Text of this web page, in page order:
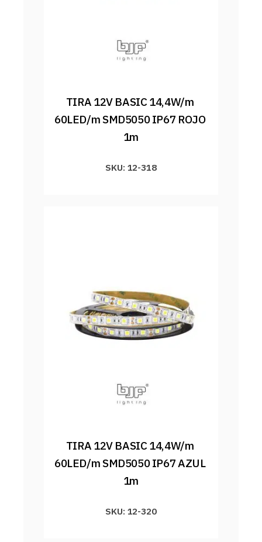
TIRA 12V BASIC 14,4W/m
60LED/m SMD5050 IP67 ROJO
1m
SKU: 12-318
TIRA 12V BASIC 14,4W/m
60LED/m SMD5050 IP67 AZUL
1m
SKU: 12-320